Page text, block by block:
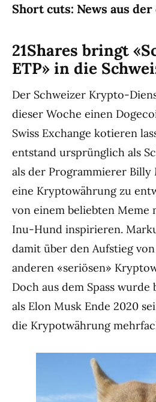
Short cuts: News aus
21Shares bringt
ETP» in die
Der Schweizer Krypto-
dieser Woche einen
Swiss Exchange kotieren
entstand ursprünglich als
als der Programmierer Billy
eine Kryptowährung zu
von einem beliebten Meme
Inu-Hund inspirieren.
damit über den Aufstieg
anderen «seriösen»
Doch aus dem Spass
als Elon Musk Ende 2020
die Krypotwährung